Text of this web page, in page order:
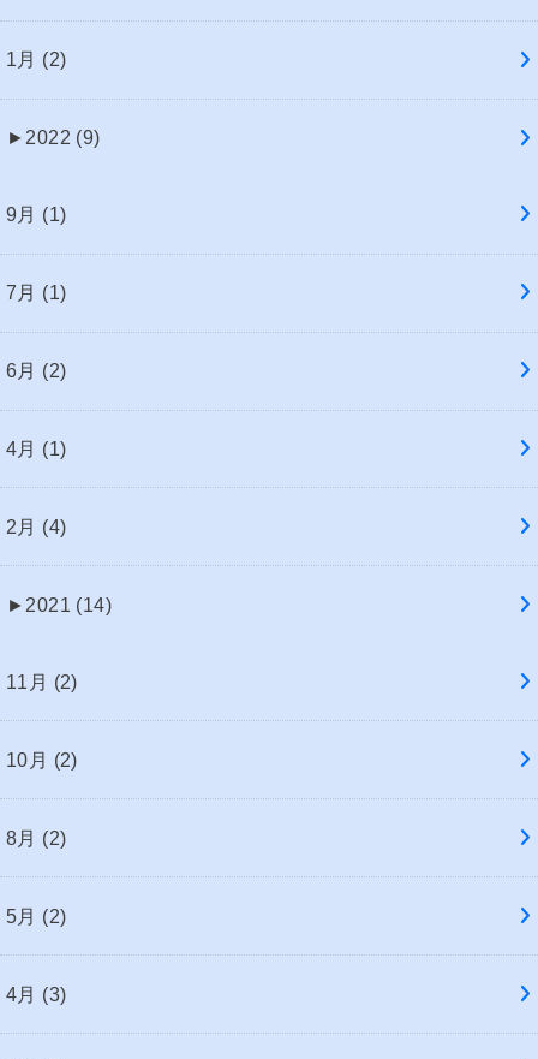
1月 (2)
► 2022 (9)
9月 (1)
7月 (1)
6月 (2)
4月 (1)
2月 (4)
► 2021 (14)
11月 (2)
10月 (2)
8月 (2)
5月 (2)
4月 (3)